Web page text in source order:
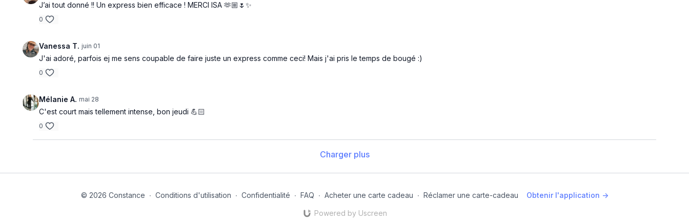
J’ai tout donné !! Un express bien efficace ! MERCI ISA 🫶🏼🌷✨
0
Vanessa T. juin 01
J'ai adoré, parfois ej me sens coupable de faire juste un express comme ceci! Mais j'ai pris le temps de bougé :)
0
Mélanie A. mai 28
C'est court mais tellement intense, bon jeudi 💪🏻
0
Charger plus
© 2026 Constance ∙ Conditions d'utilisation ∙ Confidentialité ∙ FAQ ∙ Acheter une carte cadeau ∙ Réclamer une carte-cadeau Obtenir l'application ->
Powered by Uscreen